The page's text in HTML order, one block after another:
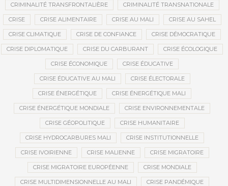
CRIMINALITÉ TRANSFRONTALIÈRE CRIMINALITÉ TRANSNATIONALE
CRISE CRISE ALIMENTAIRE CRISE AU MALI CRISE AU SAHEL
CRISE CLIMATIQUE CRISE DE CONFIANCE CRISE DÉMOCRATIQUE
CRISE DIPLOMATIQUE CRISE DU CARBURANT CRISE ÉCOLOGIQUE
CRISE ÉCONOMIQUE CRISE ÉDUCATIVE
CRISE ÉDUCATIVE AU MALI CRISE ÉLECTORALE
CRISE ÉNERGÉTIQUE CRISE ÉNERGÉTIQUE MALI
CRISE ÉNERGÉTIQUE MONDIALE CRISE ENVIRONNEMENTALE
CRISE GÉOPOLITIQUE CRISE HUMANITAIRE
CRISE HYDROCARBURES MALI CRISE INSTITUTIONNELLE
CRISE IVOIRIENNE CRISE MALIENNE CRISE MIGRATOIRE
CRISE MIGRATOIRE EUROPÉENNE CRISE MONDIALE
CRISE MULTIDIMENSIONNELLE AU MALI CRISE PANDÉMIQUE